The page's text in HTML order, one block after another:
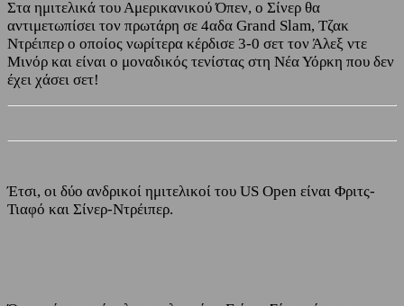
Στα ημιτελικά του Αμερικανικού Όπεν, ο Σίνερ θα
αντιμετωπίσει τον πρωτάρη σε 4αδα Grand Slam, Τζακ
Ντρέιπερ ο οποίος νωρίτερα κέρδισε 3-0 σετ τον Άλεξ ντε
Μινόρ και είναι ο μοναδικός τενίστας στη Νέα Υόρκη που δεν
έχει χάσει σετ!
Έτσι, οι δύο ανδρικοί ημιτελικοί του US Open είναι Φριτς-
Τιαφό και Σίνερ-Ντρέιπερ.